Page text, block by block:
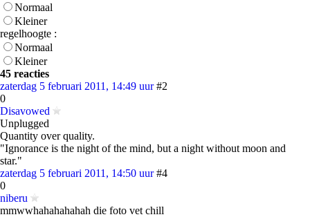
Normaal
Kleiner
regelhoogte :
Normaal
Kleiner
45 reacties
zaterdag 5 februari 2011, 14:49 uur #2
0
Disavowed
Unplugged
Quantity over quality.
"Ignorance is the night of the mind, but a night without moon and
star."
zaterdag 5 februari 2011, 14:50 uur #4
0
niberu
mmwwhahahahahah die foto vet chill